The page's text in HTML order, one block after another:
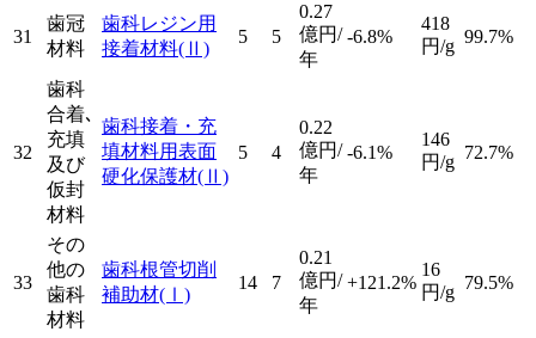
31
歯冠
材料
歯科レジン用
接着材料(Ⅱ)
5 5
0.27
億円/
年
-6.8%
418
円/g 99.7%
32
歯科
合着､
充填
及び
仮封
材料
歯科接着・充
填材料用表面
硬化保護材(Ⅱ)
5 4
0.22
億円/
年
-6.1%
146
円/g 72.7%
33
その
他の
歯科
材料
歯科根管切削
補助材(Ⅰ)
14 7
0.21
億円/
年
+121.2%
16
円/g 79.5%